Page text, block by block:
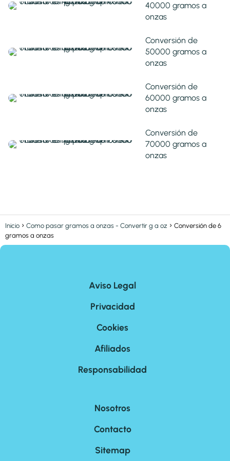
40000 gramos a
onzas
Conversión de
50000 gramos a
onzas
Conversión de
60000 gramos a
onzas
Conversión de
70000 gramos a
onzas
Inicio Como pasar gramos a onzas - Convertir g a oz
Conversión de 6
gramos a onzas
Aviso Legal
Privacidad
Cookies
Afiliados
Responsabilidad
Nosotros
Contacto
Sitemap